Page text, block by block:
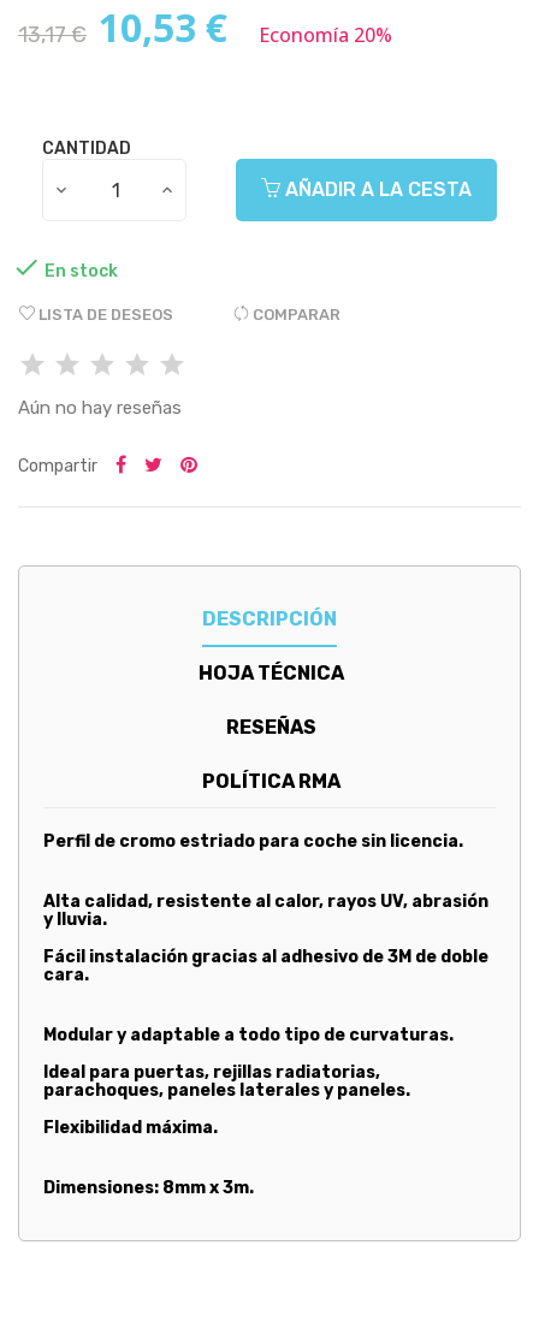
13,17 € 10,53 € Economía 20%
CANTIDAD
AÑADIR A LA CESTA
 En stock
LISTA DE DESEOS COMPARAR
Aún no hay reseñas
Compartir
DESCRIPCIÓN
HOJA TÉCNICA
RESEÑAS
POLÍTICA RMA
Perfil de cromo estriado para coche sin licencia.
Alta calidad, resistente al calor, rayos UV, abrasión
y lluvia.
Fácil instalación gracias al adhesivo de 3M de doble
cara.
Modular y adaptable a todo tipo de curvaturas.
Ideal para puertas, rejillas radiatorias,
parachoques, paneles laterales y paneles.
Flexibilidad máxima.
Dimensiones: 8mm x 3m.